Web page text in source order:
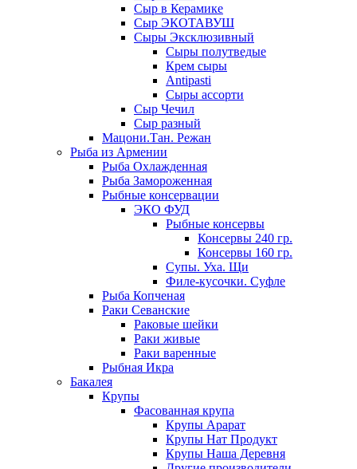
Сыр в Керамике
Сыр ЭКОТАВУШ
Сыры Эксклюзивный
Сыры полутведые
Крем сыры
Antipasti
Сыры ассорти
Сыр Чечил
Сыр разный
Мацони.Тан. Режан
Рыба из Армении
Рыба Охлажденная
Рыба Замороженная
Рыбные консервации
ЭКО ФУД
Рыбные консервы
Консервы 240 гр.
Консервы 160 гр.
Супы. Уха. Щи
Филе-кусочки. Суфле
Рыба Копченая
Раки Севанские
Раковые шейки
Раки живые
Раки варенные
Рыбная Икра
Бакалея
Крупы
Фасованная крупа
Крупы Арарат
Крупы Нат Продукт
Крупы Наша Деревня